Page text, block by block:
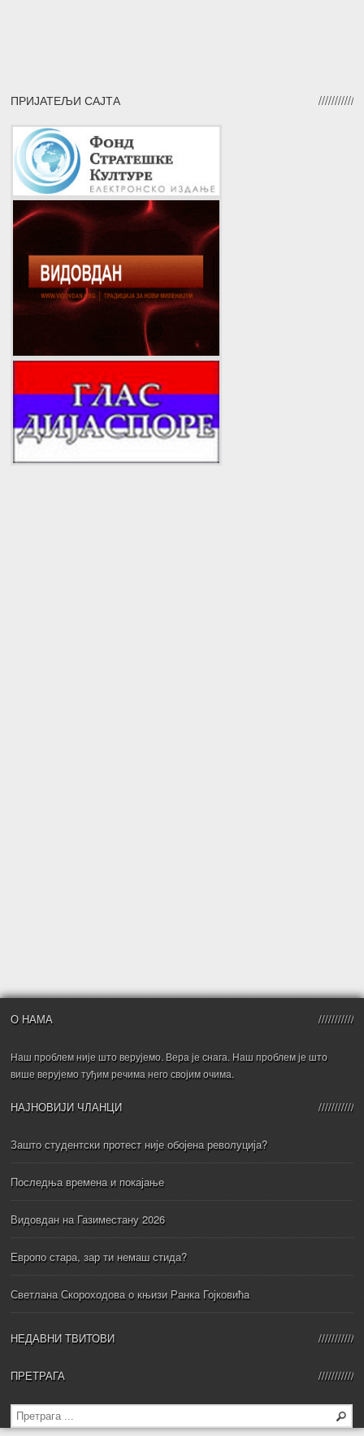
ПРИЈАТЕЉИ САЈТА
О НАМА
Наш проблем није што верујемо. Вера је снага. Наш проблем је што
више верујемо туђим речима него својим очима.
НАЈНОВИЈИ ЧЛАНЦИ
Зашто студентски протест није обојена револуција?
Последња времена и покајање
Видовдан на Газиместану 2026
Европо стара, зар ти немаш стида?
Светлана Скороходова о књизи Ранка Гојковића
НЕДАВНИ ТВИТОВИ
ПРЕТРАГА